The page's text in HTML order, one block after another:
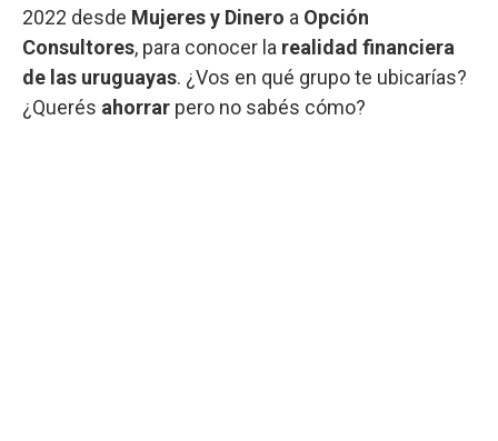
2022 desde Mujeres y Dinero a Opción
Consultores, para conocer la realidad financiera
de las uruguayas. ¿Vos en qué grupo te ubicarías?
¿Querés ahorrar pero no sabés cómo?